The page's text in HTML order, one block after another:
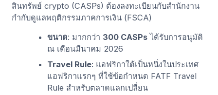
สินทรัพย์ crypto (CASPs) ต้องลงทะเบียนกับสำนักงาน
กำกับดูแลพฤติกรรมภาคการเงิน (FSCA)
ขนาด: มากกว่า 300 CASPsได้รับการอนุมัติ
ณ เดือนมีนาคม 2026
Travel Rule: แอฟริกาใต้เป็นหนึ่งในประเทศ
แอฟริกาแรกๆ ที่ใช้ข้อกำหนด FATF Travel
Rule สำหรับตลาดแลกเปลี่ยน